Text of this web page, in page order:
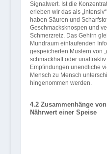
Signalwert. Ist die
erleben wir das als
haben Säuren und
Geschmacksknospen und
Schmerzreiz. Das Gehirn
Mundraum einlaufenden
gespeicherten Mustern von
schmackhaft oder
Empfindungen unendliche
Mensch zu Mensch
hingenommen werden.
4.2 Zusammenhänge
Nährwert einer Speise